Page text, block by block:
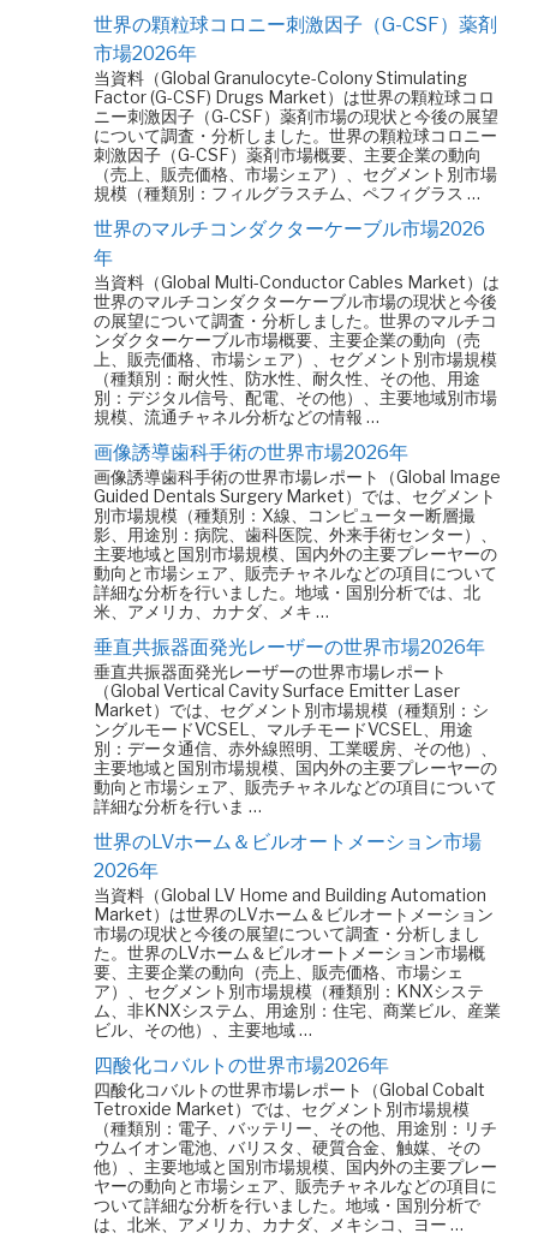
世界の顆粒球コロニー刺激因子（G-CSF）薬剤
市場2026年
当資料（Global Granulocyte-Colony Stimulating
Factor (G-CSF) Drugs Market）は世界の顆粒球コロ
ニー刺激因子（G-CSF）薬剤市場の現状と今後の展望
について調査・分析しました。世界の顆粒球コロニー
刺激因子（G-CSF）薬剤市場概要、主要企業の動向
（売上、販売価格、市場シェア）、セグメント別市場
規模（種類別：フィルグラスチム、ペフィグラス …
世界のマルチコンダクターケーブル市場2026
年
当資料（Global Multi-Conductor Cables Market）は
世界のマルチコンダクターケーブル市場の現状と今後
の展望について調査・分析しました。世界のマルチコ
ンダクターケーブル市場概要、主要企業の動向（売
上、販売価格、市場シェア）、セグメント別市場規模
（種類別：耐火性、防水性、耐久性、その他、用途
別：デジタル信号、配電、その他）、主要地域別市場
規模、流通チャネル分析などの情報 …
画像誘導歯科手術の世界市場2026年
画像誘導歯科手術の世界市場レポート（Global Image
Guided Dentals Surgery Market）では、セグメント
別市場規模（種類別：X線、コンピューター断層撮
影、用途別：病院、歯科医院、外来手術センター）、
主要地域と国別市場規模、国内外の主要プレーヤーの
動向と市場シェア、販売チャネルなどの項目について
詳細な分析を行いました。地域・国別分析では、北
米、アメリカ、カナダ、メキ …
垂直共振器面発光レーザーの世界市場2026年
垂直共振器面発光レーザーの世界市場レポート
（Global Vertical Cavity Surface Emitter Laser
Market）では、セグメント別市場規模（種類別：シ
ングルモードVCSEL、マルチモードVCSEL、用途
別：データ通信、赤外線照明、工業暖房、その他）、
主要地域と国別市場規模、国内外の主要プレーヤーの
動向と市場シェア、販売チャネルなどの項目について
詳細な分析を行いま …
世界のLVホーム＆ビルオートメーション市場
2026年
当資料（Global LV Home and Building Automation
Market）は世界のLVホーム＆ビルオートメーション
市場の現状と今後の展望について調査・分析しまし
た。世界のLVホーム＆ビルオートメーション市場概
要、主要企業の動向（売上、販売価格、市場シェ
ア）、セグメント別市場規模（種類別：KNXシステ
ム、非KNXシステム、用途別：住宅、商業ビル、産業
ビル、その他）、主要地域 …
四酸化コバルトの世界市場2026年
四酸化コバルトの世界市場レポート（Global Cobalt
Tetroxide Market）では、セグメント別市場規模
（種類別：電子、バッテリー、その他、用途別：リチ
ウムイオン電池、バリスタ、硬質合金、触媒、その
他）、主要地域と国別市場規模、国内外の主要プレー
ヤーの動向と市場シェア、販売チャネルなどの項目に
ついて詳細な分析を行いました。地域・国別分析で
は、北米、アメリカ、カナダ、メキシコ、ヨー …